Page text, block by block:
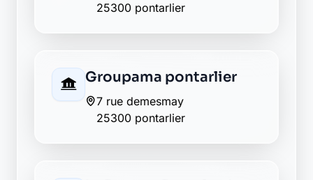
Envie de changer pour une
banque plus transparente ?